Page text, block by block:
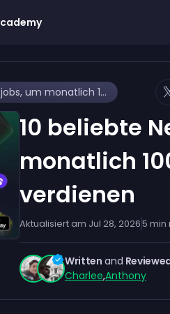
10 beliebte Nebenjobs, um monatlich 100 $ extra zu verdienen
10 beliebte
monatlich
verdienen
Aktualisiert am Jul 28, 20265 min
Written and
Charlee,Anthony